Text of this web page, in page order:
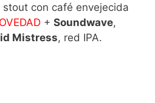
stout con café envejecida
+ Soundwave,
Mistress, red IPA.